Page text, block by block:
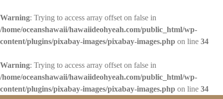
Warning: Trying to access array offset on false in
/home/oceanshawaii/hawaiideohyeah.com/public_html/wp-
content/plugins/pixabay-images/pixabay-images.php on line 34
Warning: Trying to access array offset on false in
/home/oceanshawaii/hawaiideohyeah.com/public_html/wp-
content/plugins/pixabay-images/pixabay-images.php on line 34